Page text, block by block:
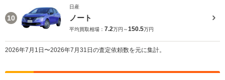
10
日産
ノート
平均買取相場： 7.2万円～150.5万円
2026年7月1日〜2026年7月31日の査定依頼数を元に集計。